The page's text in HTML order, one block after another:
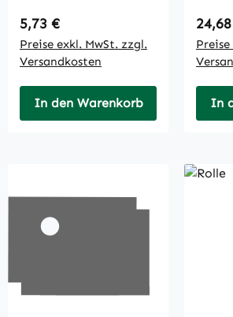
Regulärer Preis:
5,73 €
Preise exkl. MwSt. zzgl.
Versandkosten
In den Warenkorb In